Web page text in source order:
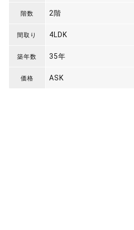
階数 2階
間取り 4LDK
築年数 35年
価格 ASK